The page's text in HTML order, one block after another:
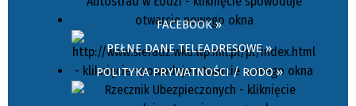
FACEBOOK »
PEŁNE DANE TELEADRESOWE »
POLITYKA PRYWATNOŚCI / RODO »